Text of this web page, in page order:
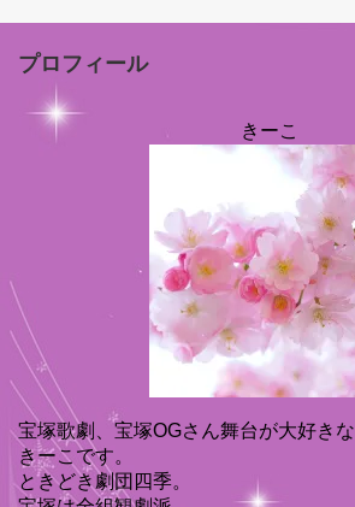
プロフィール
きーこ
宝塚歌劇、宝塚OGさん舞台が大好きな
きーこです。
ときどき劇団四季。